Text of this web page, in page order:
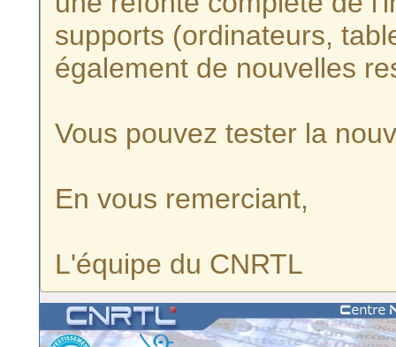
supports (ordinateurs,
également de nouvelles
Vous pouvez tester la
En vous remerciant,
L'équipe du CNRTL